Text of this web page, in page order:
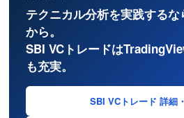
テクニカル分析を実践する
から。
SBI VCトレードは
も充実。
SBI VCトレード 詳細